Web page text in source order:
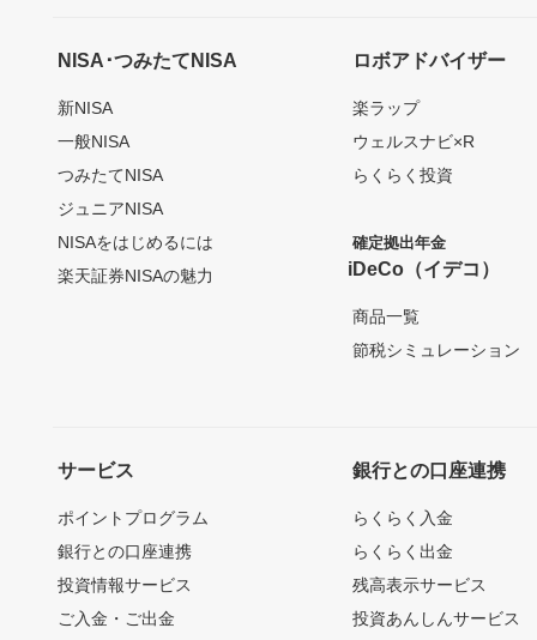
NISA･つみたてNISA
新NISA
一般NISA
つみたてNISA
ジュニアNISA
NISAをはじめるには
楽天証券NISAの魅力
ロボアドバイザー
楽ラップ
ウェルスナビ×R
らくらく投資
確定拠出年金
iDeCo（イデコ）
商品一覧
節税シミュレーション
サービス
ポイントプログラム
銀行との口座連携
投資情報サービス
ご入金・ご出金
銀行との口座連携
らくらく入金
らくらく出金
残高表示サービス
投資あんしんサービス